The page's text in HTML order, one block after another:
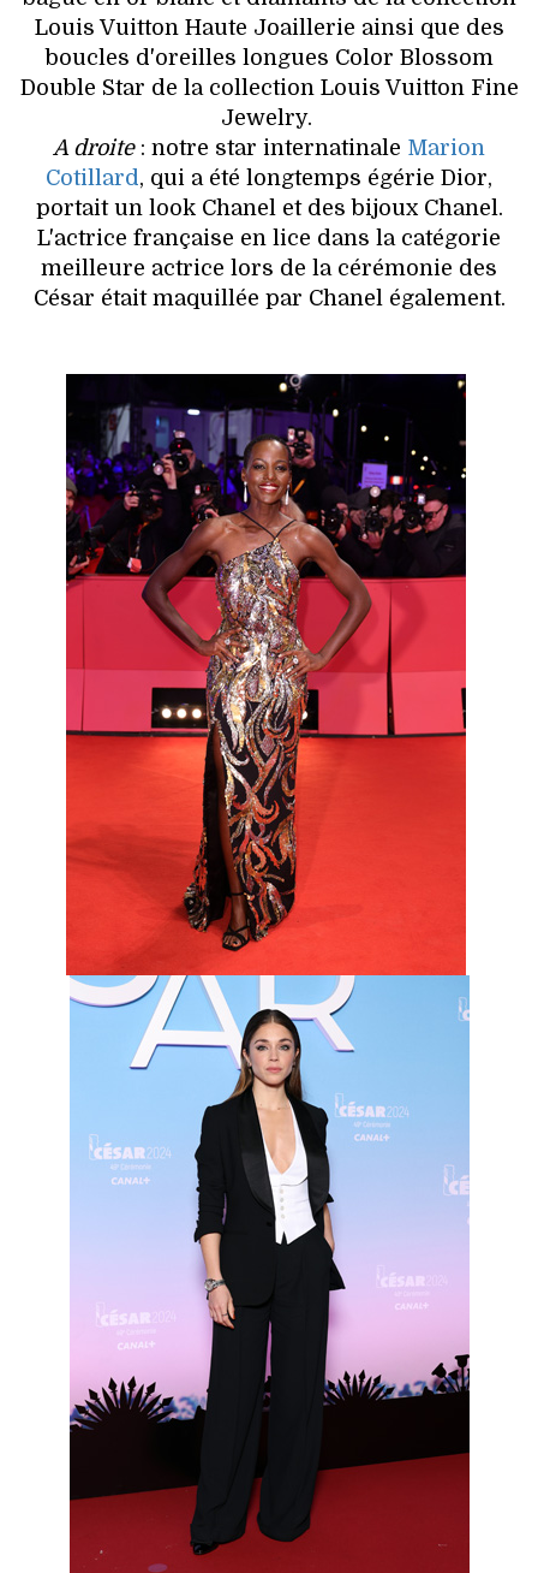
Louis Vuitton Haute Joaillerie ainsi que des
boucles d'oreilles longues Color Blossom
Double Star de la collection Louis Vuitton Fine
Jewelry.
A droite: notre star internatinale Marion
Cotillard , qui a été longtemps égérie Dior,
portait un look Chanel et des bijoux Chanel.
L'actrice française en lice dans la catégorie
meilleure actrice lors de la cérémonie des
César était maquillée par Chanel également.